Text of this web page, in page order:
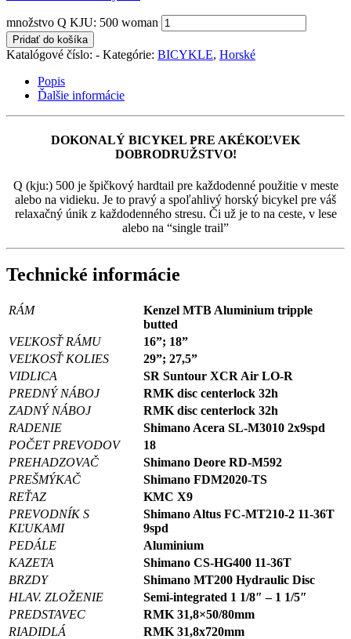
množstvo Q KJU: 500 woman
Pridať do košíka
Katalógové číslo: - Kategórie: BICYKLE, Horské
Popis
Ďalšie informácie
DOKONALÝ BICYKEL PRE AKÉKOĽVEK
DOBRODRUŽSTVO!
Q (kju:) 500 je špičkový hardtail pre každodenné použitie v meste
alebo na vidieku. Je to pravý a spoľahlivý horský bicykel pre váš
relaxačný únik z každodenného stresu. Či už je to na ceste, v lese
alebo na “single trail”
Technické informácie
RÁM
Kenzel MTB Aluminium tripple
butted
VEĽKOSŤ RÁMU
16”; 18”
VEĽKOSŤ KOLIES
29”; 27,5”
VIDLICA
SR Suntour XCR Air LO-R
PREDNÝ NÁBOJ
RMK disc centerlock 32h
ZADNÝ NÁBOJ
RMK disc centerlock 32h
RADENIE
Shimano Acera SL-M3010 2x9spd
POČET PREVODOV
18
PREHADZOVAČ
Shimano Deore RD-M592
PREŠMÝKAČ
Shimano FDM2020-TS
REŤAZ
KMC X9
PREVODNÍK S
KĽUKAMI
Shimano Altus FC-MT210-2 11-36T
9spd
PEDÁLE
Aluminium
KAZETA
Shimano CS-HG400 11-36T
BRZDY
Shimano MT200 Hydraulic Disc
HLAV. ZLOŽENIE
Semi-integrated 1 1/8″ – 1 1/5″
PREDSTAVEC
RMK 31,8×50/80mm
RIADIDLÁ
RMK 31,8x720mm